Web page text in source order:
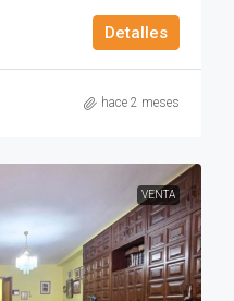
Detalles
hace 2 meses
VENTA